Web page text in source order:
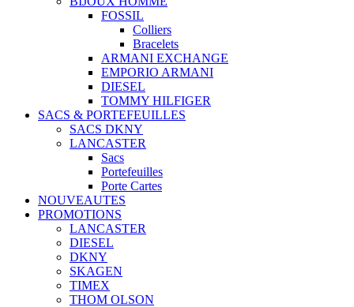
FOSSIL
Colliers
Bracelets
ARMANI EXCHANGE
EMPORIO ARMANI
DIESEL
TOMMY HILFIGER
SACS & PORTEFEUILLES
SACS DKNY
LANCASTER
Sacs
Portefeuilles
Porte Cartes
NOUVEAUTES
PROMOTIONS
LANCASTER
DIESEL
DKNY
SKAGEN
TIMEX
THOM OLSON